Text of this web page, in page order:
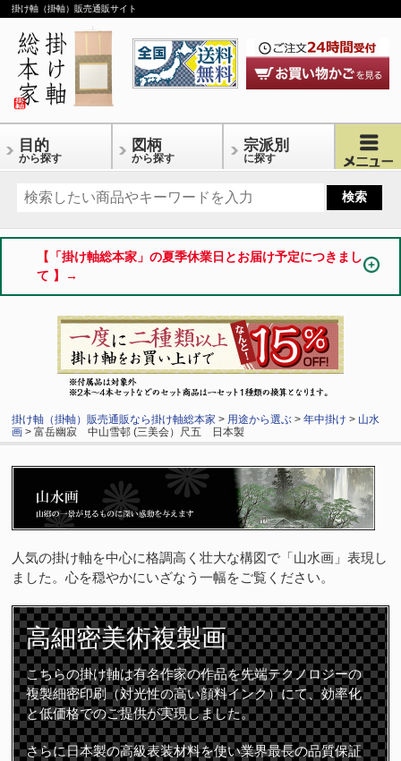
掛け軸（掛軸）販売通販サイト
目的
から探す
図柄
から探す
宗派別
に探す
【「掛け軸総本家」の夏季休業日とお届け予定につきまし
て 】→
掛け軸（掛軸）販売通販なら掛け軸総本家 > 用途から選ぶ >年中掛け > 山水
画 > 富岳幽寂 中山雪邨 (三美会）尺五 日本製
人気の掛け軸を中心に格調高く壮大な構図で「山水画」表現し
ました。心を穏やかにいざなう一幅をご覧ください。
高細密美術複製画
こちらの掛け軸は有名作家の作品を先端テクノロジーの
複製細密印刷（対光性の高い顔料インク）にて、効率化
と低価格でのご提供が実現しました。
さらに日本製の高級表装材料を使い業界最長の品質保証